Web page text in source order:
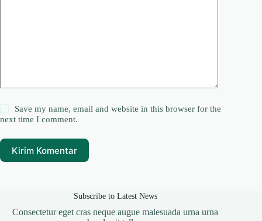
Save my name, email and website in this browser for the
next time I comment.
Kirim Komentar
Subscribe to Latest News
Consectetur eget cras neque augue malesuada urna urna